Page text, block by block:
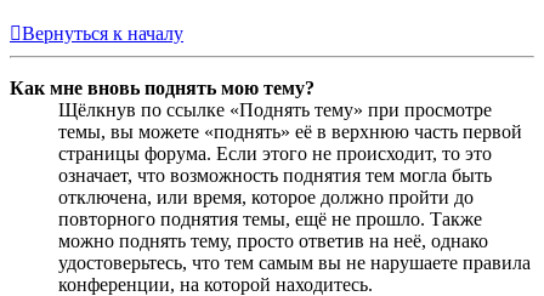
Вернуться к началу
Как мне вновь поднять мою тему?
Щёлкнув по ссылке «Поднять тему» при просмотре
темы, вы можете «поднять» её в верхнюю часть первой
страницы форума. Если этого не происходит, то это
означает, что возможность поднятия тем могла быть
отключена, или время, которое должно пройти до
повторного поднятия темы, ещё не прошло. Также
можно поднять тему, просто ответив на неё, однако
удостоверьтесь, что тем самым вы не нарушаете правила
конференции, на которой находитесь.